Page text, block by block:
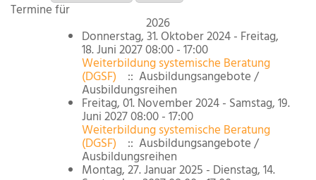
Termine für
2026
Donnerstag, 31. Oktober 2024 - Freitag,
18. Juni 2027 08:00 - 17:00
Weiterbildung systemische Beratung
(DGSF) :: Ausbildungsangebote /
Ausbildungsreihen
Freitag, 01. November 2024 - Samstag, 19.
Juni 2027 08:00 - 17:00
Weiterbildung systemische Beratung
(DGSF) :: Ausbildungsangebote /
Ausbildungsreihen
Montag, 27. Januar 2025 - Dienstag, 14.